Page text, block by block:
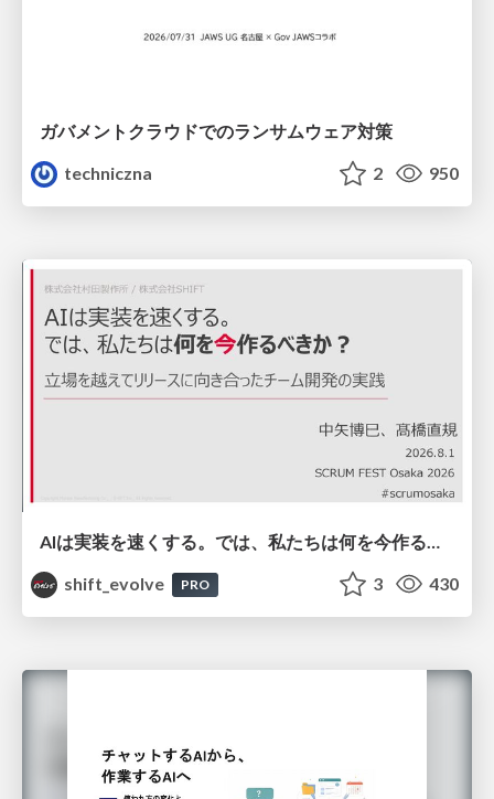
ガバメントクラウドでのランサムウェア対策
techniczna
2 950
AIは実装を速くする。では、私たちは何を今作るべきか？－立場を越えてリリースに向き合ったチーム開発の実践 / 20260801 Hiromi Nakaya and Naoki Takahashi
shift_evolve
PRO 3 430